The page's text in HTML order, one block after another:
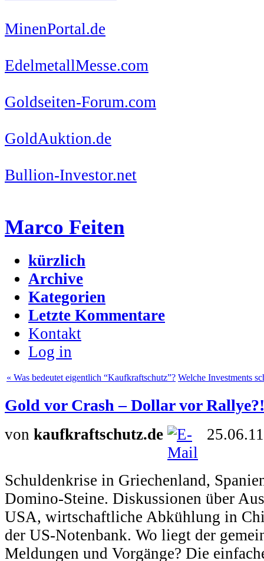
MinenPortal.de
EdelmetallMesse.com
Goldseiten-Forum.com
GoldAuktion.de
Bullion-Investor.net
Marco Feiten
kürzlich
Archive
Kategorien
Letzte Kommentare
Kontakt
Log in
« Was bedeutet eigentlich “Kaufkraftschutz”? Welche Investments
Gold vor Crash – Dollar vor Rallye?!
von kaufkraftschutz.de
Schuldenkrise in Griechenland,
Domino-Steine. Diskussionen über
USA, wirtschaftliche Abkühlung in
der US-Notenbank. Wo liegt der
Meldungen und Vorgänge? Die